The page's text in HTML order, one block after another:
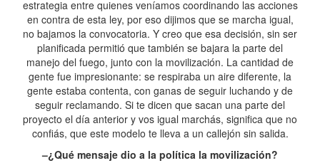
estrategia entre quienes veníamos coordinando las acciones
en contra de esta ley, por eso dijimos que se marcha igual,
no bajamos la convocatoria. Y creo que esa decisión, sin ser
planificada permitió que también se bajara la parte del
manejo del fuego, junto con la movilización. La cantidad de
gente fue impresionante: se respiraba un aire diferente, la
gente estaba contenta, con ganas de seguir luchando y de
seguir reclamando. Si te dicen que sacan una parte del
proyecto el día anterior y vos igual marchás, significa que no
confiás, que este modelo te lleva a un callejón sin salida.
–¿Qué mensaje dio a la política la movilización?